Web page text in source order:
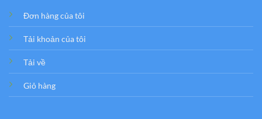
Đơn hàng của tôi
Tải khoản của tôi
Tải về
Giỏ hàng